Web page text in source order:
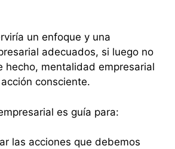
un enfoque y una
adecuados, si luego no
hecho, mentalidad empresarial
consciente.
es guía para:
las acciones que debemos